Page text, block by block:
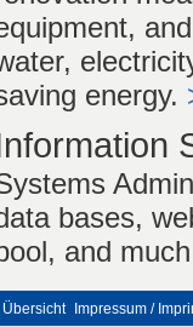
energy.
bases,
and
Übersicht Impressum /